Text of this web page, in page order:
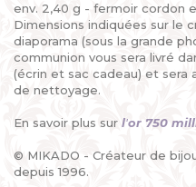
env. 2,40 g - fermoir cordon
Dimensions indiquées sur le
diaporama (sous la grande
communion vous sera livré
(écrin et sac cadeau) et sera
de nettoyage.
En savoir plus sur l'or 750
© MIKADO - Créateur de
depuis 1996.